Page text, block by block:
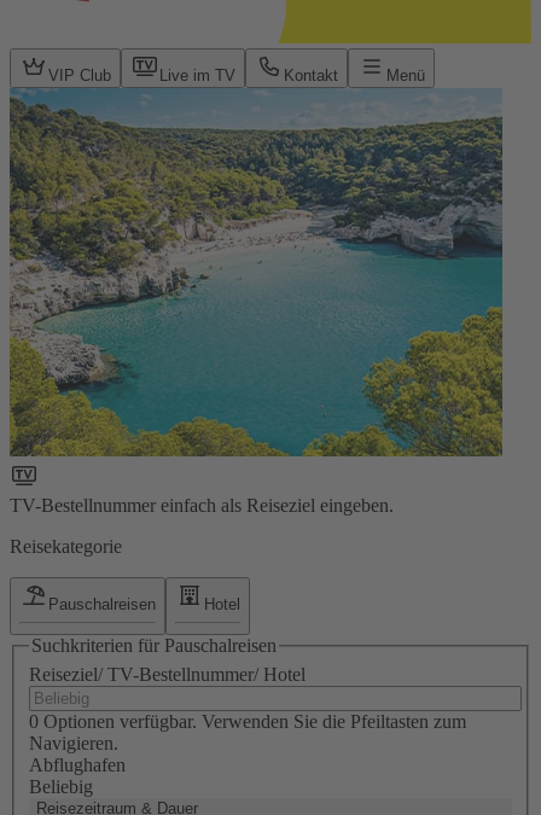
VIP Club Live im TV Kontakt Menü
TV-Bestellnummer einfach als Reiseziel eingeben.
Reisekategorie
Pauschalreisen Hotel
Suchkriterien für Pauschalreisen
Reiseziel/ TV-Bestellnummer/ Hotel
0 Optionen verfügbar. Verwenden Sie die Pfeiltasten zum
Navigieren.
Abflughafen
Beliebig
Reisezeitraum & Dauer